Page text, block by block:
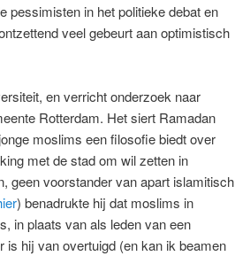
pessimisten in het politieke debat en
veel gebeurt aan optimistisch
en verricht onderzoek naar
Rotterdam. Het siert Ramadan
moslims een filosofie biedt over
met de stad om wil zetten in
geen voorstander van apart islamitisch
) benadrukte hij dat moslims in
in plaats van als leden van een
is hij van overtuigd (en kan ik beamen